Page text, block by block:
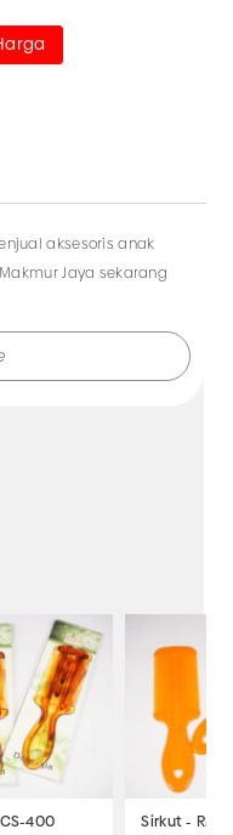
aksesoris anak
Jaya sekarang
produk aksesoris
Jaya Surabaya.
400 Sirkut - RM-